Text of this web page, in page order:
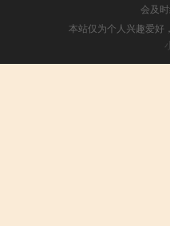
会及
本站仅为个人兴趣爱好